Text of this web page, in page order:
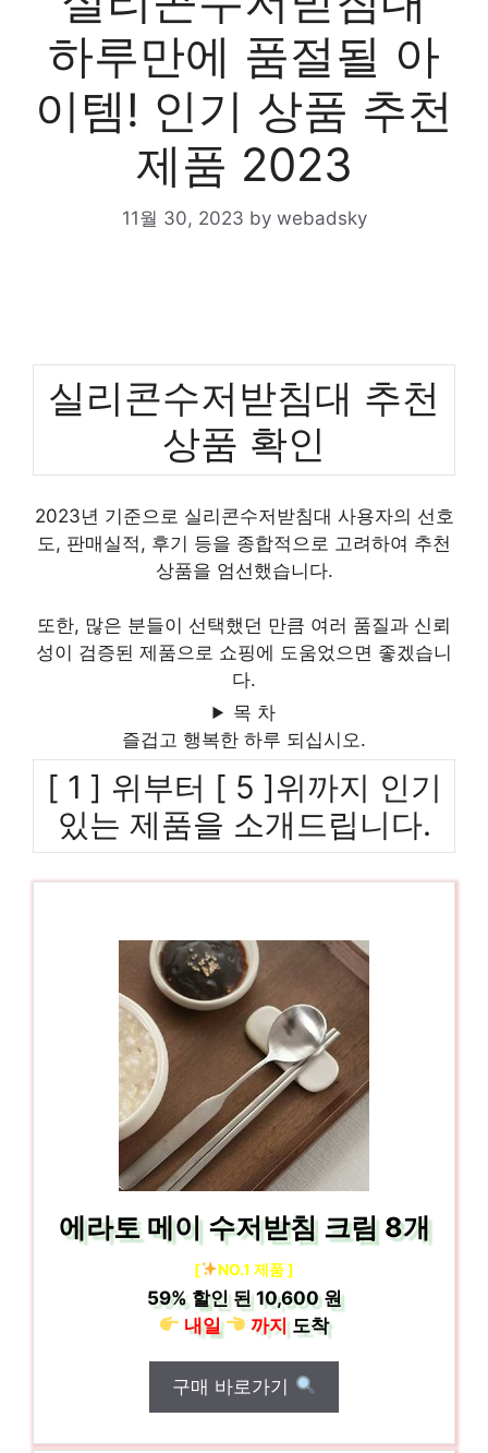
하루만에 품절될 아
이템! 인기 상품 추천
제품 2023
11월 30, 2023 by webadsky
실리콘수저받침대 추천
상품 확인
2023년 기준으로 실리콘수저받침대 사용자의 선호
도, 판매실적, 후기 등을 종합적으로 고려하여 추천
상품을 엄선했습니다.
또한, 많은 분들이 선택했던 만큼 여러 품질과 신뢰
성이 검증된 제품으로 쇼핑에 도움었으면 좋겠습니
다.
목 차
즐겁고 행복한 하루 되십시오.
[ 1 ] 위부터 [ 5 ]위까지 인기
있는 제품을 소개드립니다.
에라토 메이 수저받침 크림 8개
[ NO.1 제품 ]
59%할인 된10,600 원
내일
까지도착
구매 바로가기